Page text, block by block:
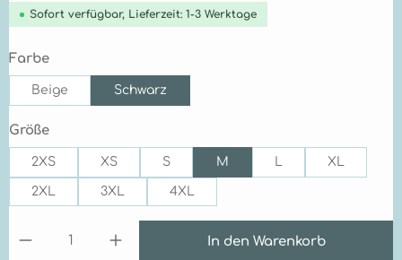
Sofort verfügbar, Lieferzeit: 1-3 Werktage
Farbeauswählen
Beige Schwarz
Größeauswählen
2XS XS S M L XL
2XL 3XL 4XL
Produkt Anzahl: Gib den gewünschten Wert
In den Warenkorb